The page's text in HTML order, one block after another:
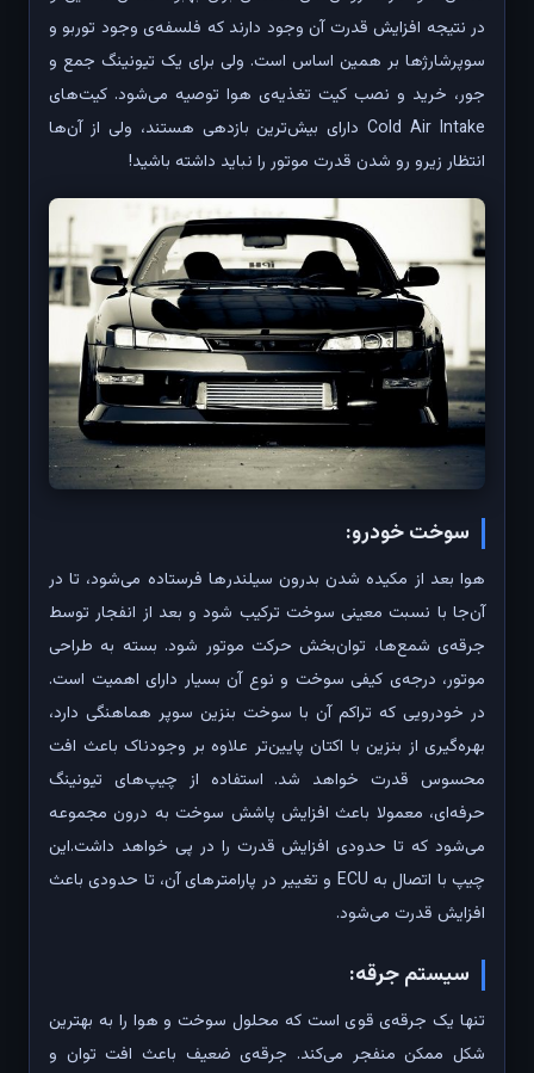
در نتیجه افزایش قدرت آن وجود دارند که فلسفه‌ی وجود توربو و
سوپرشار‌ژها بر همین اساس است. ولی برای یک تیونینگ جمع و
جور، خرید و نصب کیت تغذیه‌ی هوا توصیه می‌شود. کیت‌های
Cold Air Intake دارای بیش‌ترین بازدهی هستند، ولی از آن‌ها
انتظار زیرو رو شدن قدرت موتور را نباید داشته باشید!
سوخت خودرو:
هوا بعد از مکیده شدن بدرون سیلندر‌ها فرستاده می‌شود، تا در
آن‌جا با نسبت معینی سوخت ترکیب شود و بعد از انفجار توسط
جرقه‌ی شمع‌ها، توان‌بخش حرکت موتور شود. بسته به طراحی
موتور، درجه‌ی کیفی سوخت و نوع آن بسیار دارای اهمیت است.
در خودرویی که تراکم آن با سوخت بنزین سوپر هماهنگی دارد،
بهره‌گیری از بنزین با اکتان پایین‌تر علاوه بر وجودناک باعث افت
محسوس قدرت خواهد شد. استفاده از چیپ‌های تیونینگ
حرفه‌ای، معمولا باعث افزایش پاشش سوخت به درون مجموعه
می‌شود که تا حدودی افزایش قدرت را در پی خواهد داشت.این
چیپ با اتصال به ECU و تغییر در پارامتر‌های آن، تا حدودی باعث
افزایش قدرت می‌شود.
سیستم جرقه:
تنها یک جرقه‌ی قوی است که محلول سوخت و هوا را به بهترین
شکل ممکن منفجر می‌کند. جرقه‌ی ضعیف باعث افت توان و